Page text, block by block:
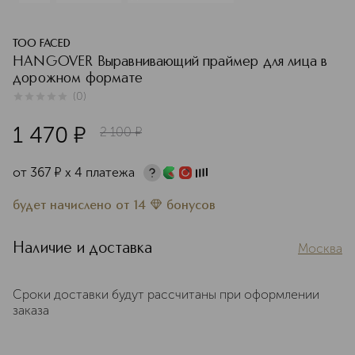
TOO FACED
HANGOVER Выравнивающий праймер для лица в
дорожном формате
(0)
1 470 ¤ 2 100 ¤
от 367 ¤ х 4 платежа
будет начислено от 14 бонусов
Наличие и доставка Москва
Сроки доставки будут рассчитаны при оформлении
заказа